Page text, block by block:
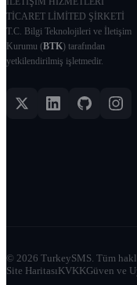
TİCARET LİMİTED ŞİRKETİ
T.C. Bilgi Teknolojileri ve İletişim
Kurumu (BTK) tarafından
yetkilendirilmiş işletmedir.
© 2026 TurkeySMS. Tüm
Site HaritasıKVKKGüven ve